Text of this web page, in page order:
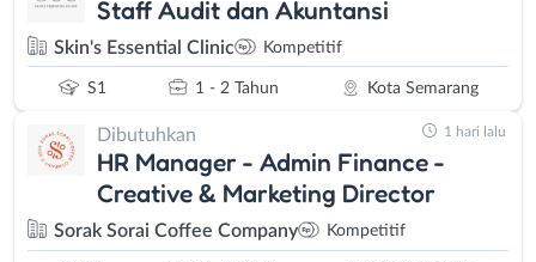
Staff Audit dan Akuntansi
Skin's Essential Clinic Kompetitif
S1 1 - 2 Tahun Kota Semarang
Dibutuhkan
HR Manager - Admin Finance -
Creative & Marketing Director
Sorak Sorai Coffee Company Kompetitif
1 hari lalu